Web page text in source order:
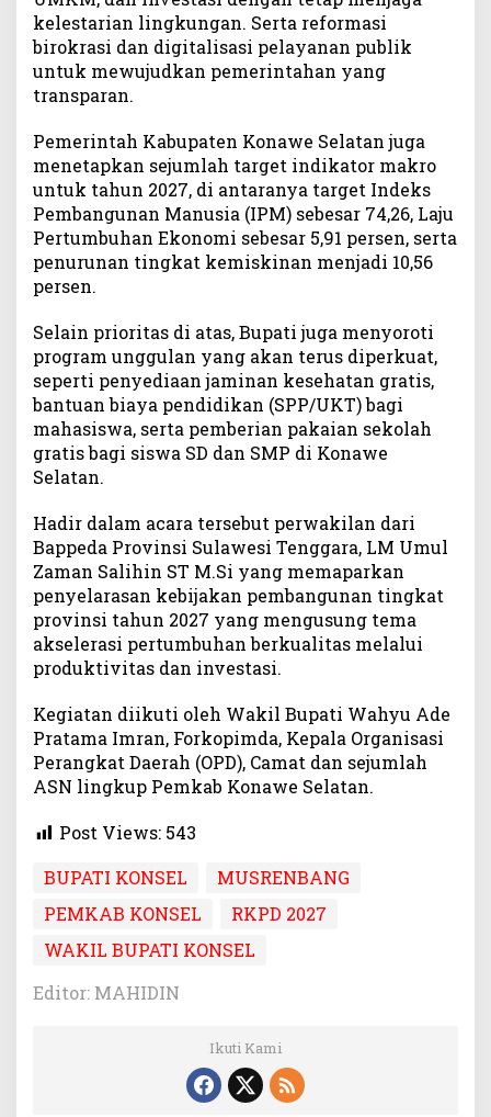
s
i
f
kelestarian lingkungan. Serta reformasi
birokrasi dan digitalisasi pelayanan publik
untuk mewujudkan pemerintahan yang
transparan.
Pemerintah Kabupaten Konawe Selatan juga
menetapkan sejumlah target indikator makro
untuk tahun 2027, di antaranya target Indeks
Pembangunan Manusia (IPM) sebesar 74,26, Laju
Pertumbuhan Ekonomi sebesar 5,91 persen, serta
penurunan tingkat kemiskinan menjadi 10,56
persen.
Selain prioritas di atas, Bupati juga menyoroti
program unggulan yang akan terus diperkuat,
seperti penyediaan jaminan kesehatan gratis,
bantuan biaya pendidikan (SPP/UKT) bagi
mahasiswa, serta pemberian pakaian sekolah
gratis bagi siswa SD dan SMP di Konawe
Selatan.
Hadir dalam acara tersebut perwakilan dari
Bappeda Provinsi Sulawesi Tenggara, LM Umul
Zaman Salihin ST M.Si yang memaparkan
penyelarasan kebijakan pembangunan tingkat
provinsi tahun 2027 yang mengusung tema
akselerasi pertumbuhan berkualitas melalui
produktivitas dan investasi.
Kegiatan diikuti oleh Wakil Bupati Wahyu Ade
Pratama Imran, Forkopimda, Kepala Organisasi
Perangkat Daerah (OPD), Camat dan sejumlah
ASN lingkup Pemkab Konawe Selatan.
Post Views: 543
BUPATI KONSEL
MUSRENBANG
PEMKAB KONSEL
RKPD 2027
WAKIL BUPATI KONSEL
Editor: MAHIDIN
Ikuti Kami